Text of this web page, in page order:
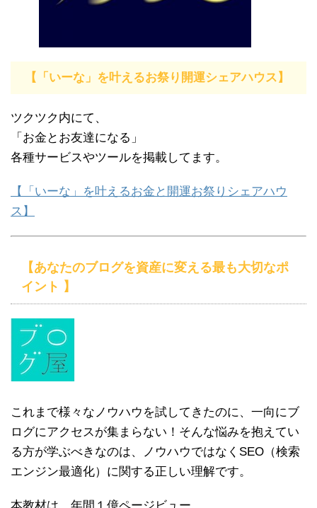
【「いーな」を叶えるお祭り開運シェアハウス】
ツクツク内にて、
「お金とお友達になる」
各種サービスやツールを掲載してます。
【「いーな」を叶えるお金と開運お祭りシェアハウ
ス】
【あなたのブログを資産に変える最も大切なポ
イント 】
これまで様々なノウハウを試してきたのに、一向にブ
ログにアクセスが集まらない！そんな悩みを抱えてい
る方が学ぶべきなのは、ノウハウではなくSEO（検索
エンジン最適化）に関する正しい理解です。
本教材は、年間１億ページビュー、